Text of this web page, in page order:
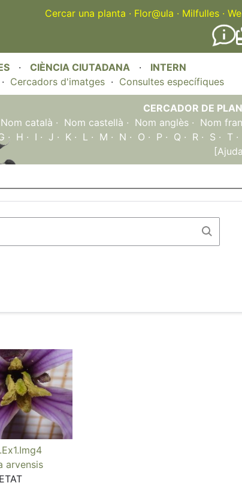
Cercar una planta · Flor@ula · Milfulles ·
· CIÈNCIA CIUTADANA · INTERN
Cercadors d'imatges· Consultes específiques
CERCADOR DE
Nom català · Nom castellà · Nom anglès · Nom
· H · I · J · K · L · M · N · O · P · Q · R · S · T ·
arvensis